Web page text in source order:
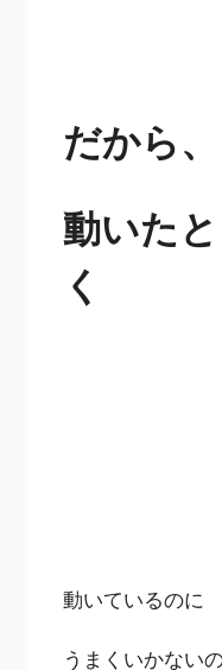
だから、
動いた
く
動いているのに
うまくいかないの